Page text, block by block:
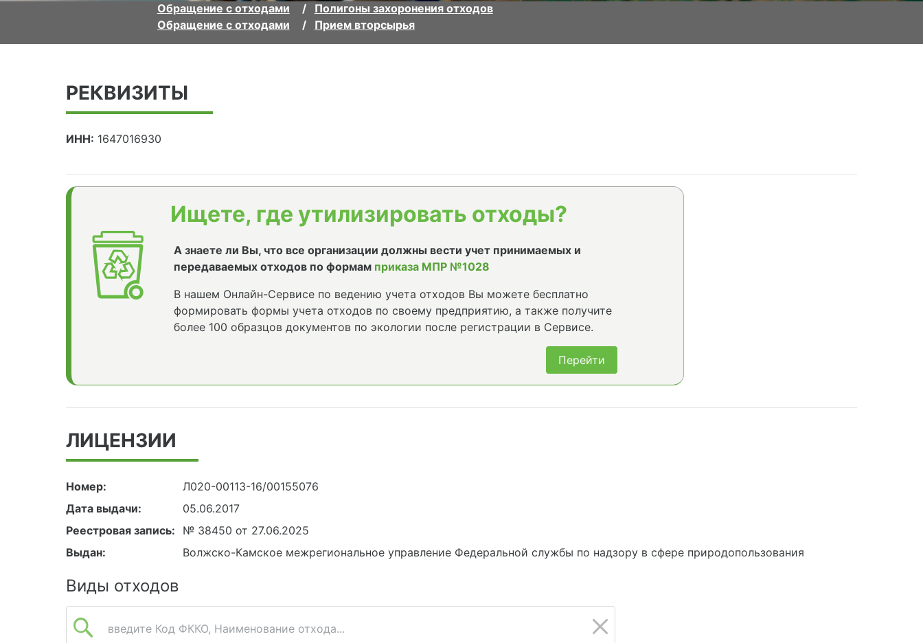
Обращение с отходами
Полигоны захоронения отходов
Обращение с отходами
Прием вторсырья
РЕКВИЗИТЫ
ИНН: 1647016930
Ищете, где утилизировать отходы?
А знаете ли Вы, что все организации должны вести учет принимаемых и
передаваемых отходов по формам приказа МПР №1028
В нашем Онлайн-Сервисе по ведению учета отходов Вы можете бесплатно
формировать формы учета отходов по своему предприятию, а также получите
более 100 образцов документов по экологии после регистрации в Сервисе.
Перейти
ЛИЦЕНЗИИ
Номер:
Л020-00113-16/00155076
Дата выдачи:
05.06.2017
Реестровая запись:
№ 38450 от 27.06.2025
Выдан:
Волжско-Камское межрегиональное управление Федеральной службы по надзору в сфере природопользования
Виды отходов
введите Код ФККО, Наименование отхода...